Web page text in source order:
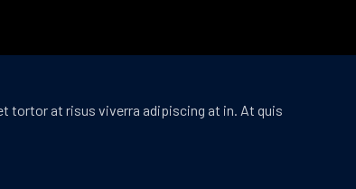
tortor at risus viverra adipiscing at in. At quis